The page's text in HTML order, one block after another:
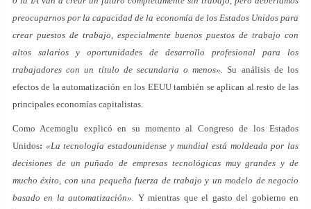
preocuparnos por la capacidad de la economía de los Estados Unidos para
crear puestos de trabajo, especialmente buenos puestos de trabajo con
altos salarios y oportunidades de desarrollo profesional para los
trabajadores con un título de secundaria o menos». Su análisis de los
efectos de la automatización en los EEUU también se aplican al resto de las
principales economías capitalistas.
Como Acemoglu explicó en su momento al Congreso de los Estados
Unidos: «La tecnología estadounidense y mundial está moldeada por las
decisiones de un puñado de empresas tecnológicas muy grandes y de
mucho éxito, con una pequeña fuerza de trabajo y un modelo de negocio
basado en la automatización». Y mientras que el gasto del gobierno en